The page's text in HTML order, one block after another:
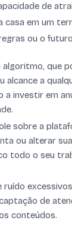
de
em um
ou o
algoritmo, que
alcance a
a investir em
sobre a
ou alterar
todo o seu
ruído
de
conteúdos.